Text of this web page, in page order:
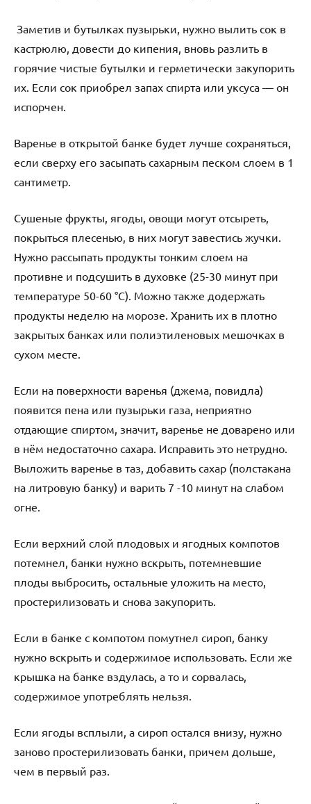
Заметив и бутылках пузырьки, нужно вылить сок в
кастрюлю, довести до кипения, вновь разлить в
горячие чистые бутылки и герметически закупорить
их. Если сок приобрел запах спирта или уксуса — он
испорчен.
Варенье в открытой банке будет лучше сохраняться,
если сверху его засыпать сахарным песком слоем в 1
сантиметр.
Сушеные фрукты, ягоды, овощи могут отсыреть,
покрыться плесенью, в них могут завестись жучки.
Нужно рассыпать продукты тонким слоем на
противне и подсушить в духовке (25-30 минут при
температуре 50-60 °С). Можно также додержать
продукты неделю на морозе. Хранить их в плотно
закрытых банках или полиэтиленовых мешочках в
сухом месте.
Если на поверхности варенья (джема, повидла)
появится пена или пузырьки газа, неприятно
отдающие спиртом, значит, варенье не доварено или
в нём недостаточно сахара. Исправить это нетрудно.
Выложить варенье в таз, добавить сахар (полстакана
на литровую банку) и варить 7 -10 минут на слабом
огне.
Если верхний слой плодовых и ягодных компотов
потемнел, банки нужно вскрыть, потемневшие
плоды выбросить, остальные уложить на место,
простерилизовать и снова закупорить.
Если в банке с компотом помутнел сироп, банку
нужно вскрыть и содержимое использовать. Если же
крышка на банке вздулась, а то и сорвалась,
содержимое употреблять нельзя.
Если ягоды всплыли, а сироп остался внизу, нужно
заново простерилизовать банки, причем дольше,
чем в первый раз.